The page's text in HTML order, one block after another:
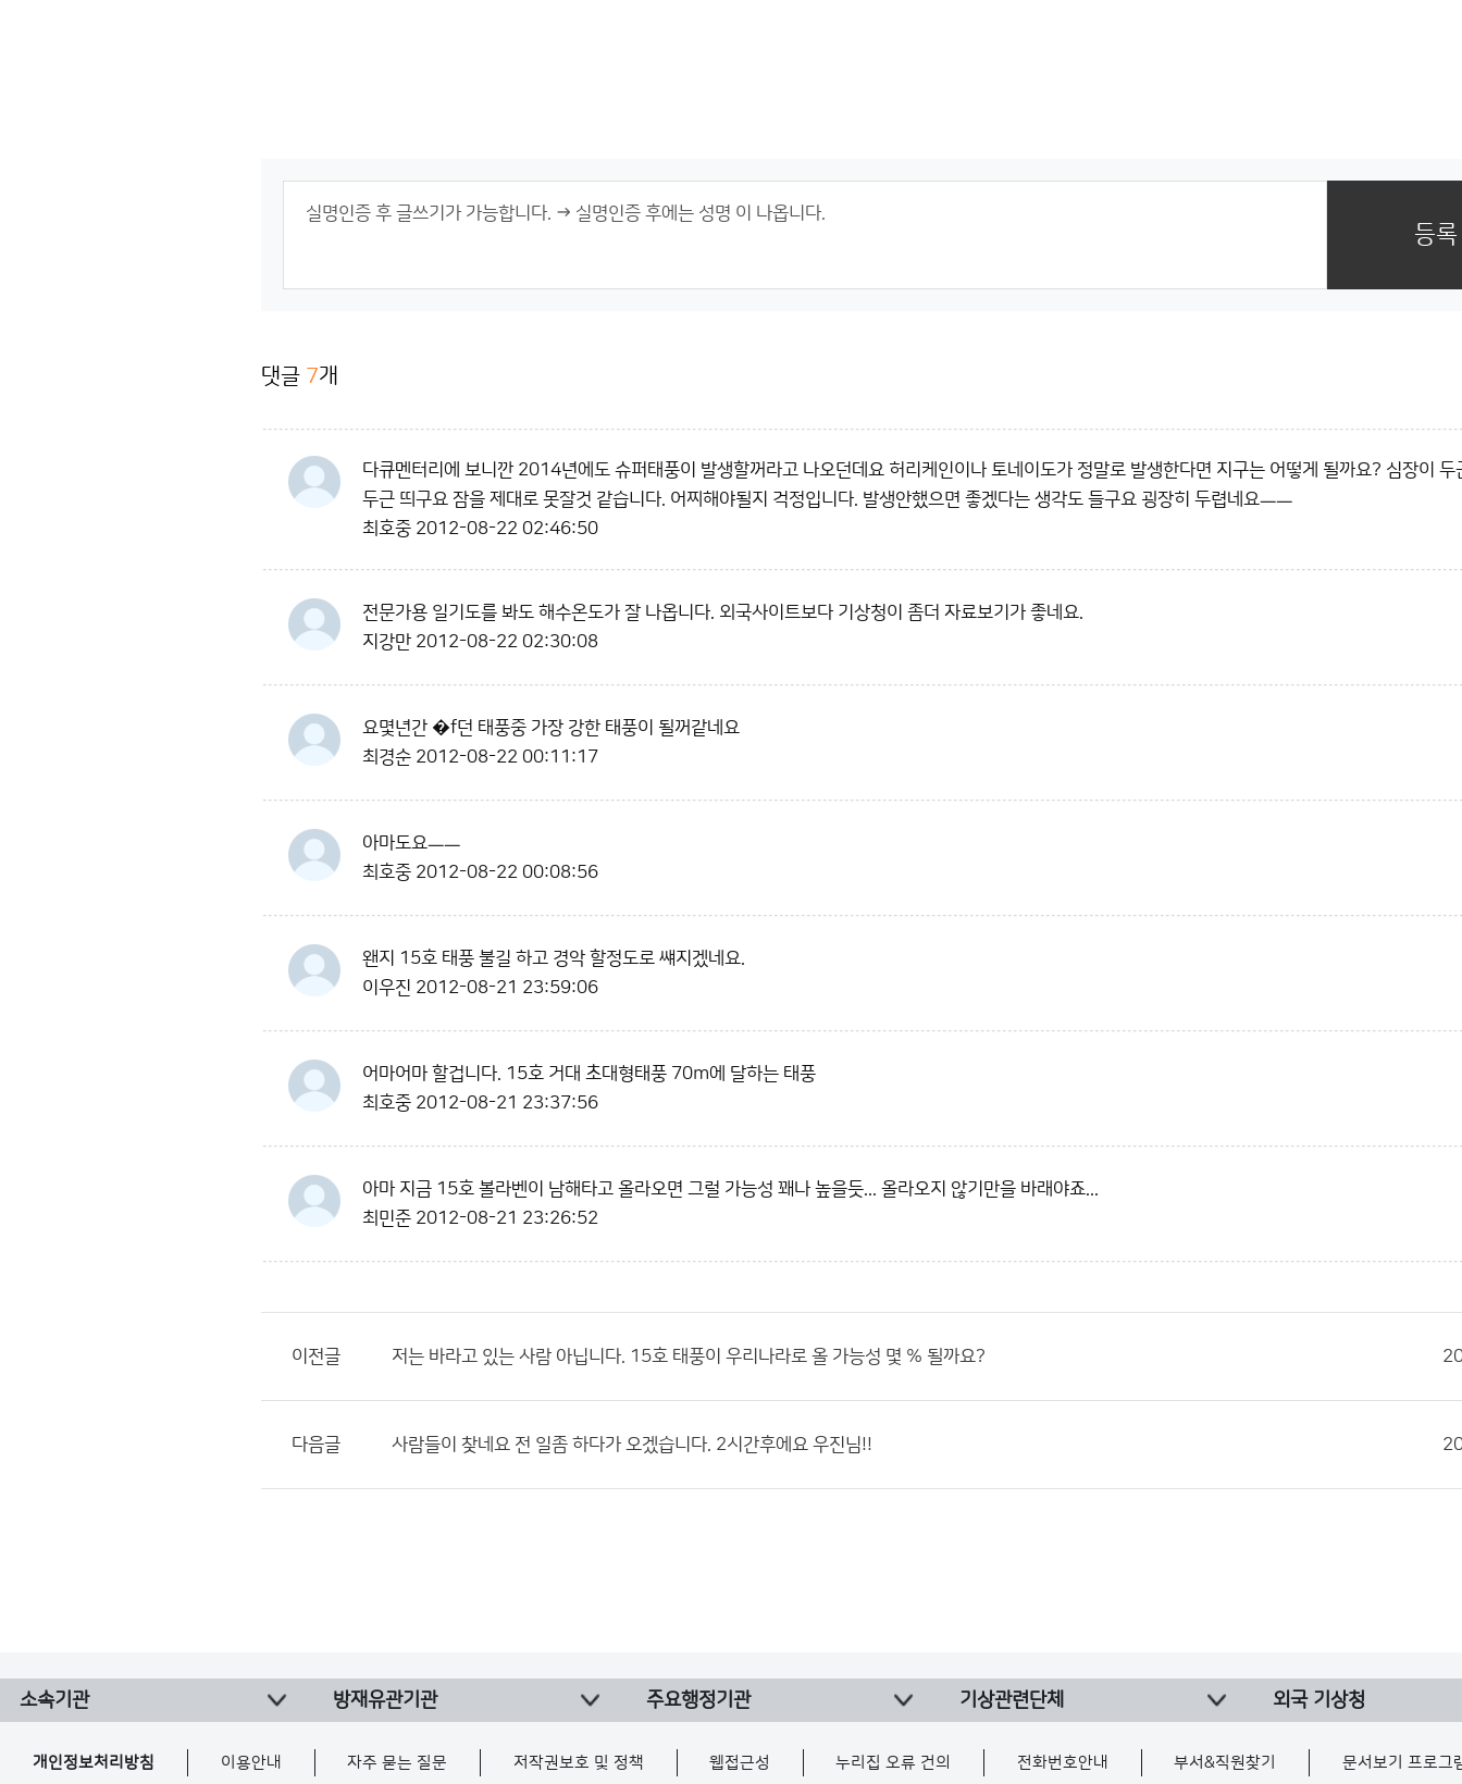
등록
댓글 7개
다큐멘터리에 보니깐 2014년에도 슈퍼태풍이 발생할꺼라고 나오던데요 허리케인이나 토네이도가 정말로 발생한다면 지구는 어떻게 될까요? 심장이 두
두근 띄구요 잠을 제대로 못잘것 같습니다. 어찌해야될지 걱정입니다. 발생안했으면 좋겠다는 생각도 들구요 굉장히 두렵네요ㅡㅡ
최호중 2012-08-22 02:46:50
전문가용 일기도를 봐도 해수온도가 잘 나옵니다. 외국사이트보다 기상청이 좀더 자료보기가 좋네요.
지강만 2012-08-22 02:30:08
요몇년간 �f던 태풍중 가장 강한 태풍이 될꺼같네요
최경순 2012-08-22 00:11:17
아마도요ㅡㅡ
최호중 2012-08-22 00:08:56
왠지 15호 태풍 불길 하고 경악 할정도로 썌지겠네요.
이우진 2012-08-21 23:59:06
어마어마 할겁니다. 15호 거대 초대형태풍 70m에 달하는 태풍
최호중 2012-08-21 23:37:56
아마 지금 15호 볼라벤이 남해타고 올라오면 그럴 가능성 꽤나 높을듯... 올라오지 않기만을 바래야죠...
최민준 2012-08-21 23:26:52
이전글 저는 바라고 있는 사람 아닙니다. 15호 태풍이 우리나라로 올 가능성 몇 % 될까요?
다음글 사람들이 찾네요 전 일좀 하다가 오겠습니다. 2시간후에요 우진님!!
소속기관 방재유관기관 주요행정기관 기상관련단체 외국 기상청
개인정보처리방침 이용안내 자주 묻는 질문 저작권보호 및 정책 웹접근성 누리집 오류 건의 전화번호안내 부서&직원찾기 문서보기 프로그